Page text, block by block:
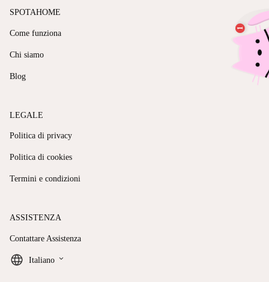
SPOTAHOME
Come funziona
Chi siamo
Blog
LEGALE
Politica di privacy
Politica di cookies
Termini e condizioni
ASSISTENZA
Contattare Assistenza
Italiano keyboard_arrow_down